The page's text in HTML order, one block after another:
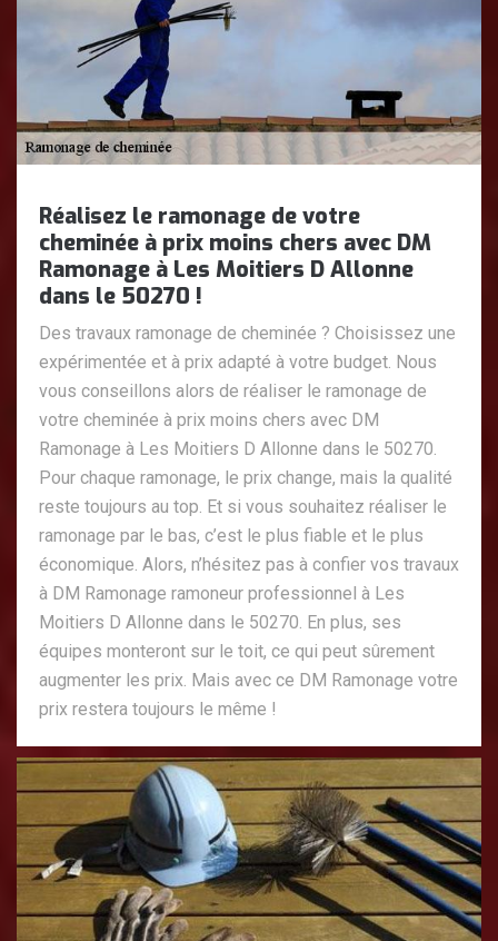
Réalisez le ramonage de votre
cheminée à prix moins chers avec DM
Ramonage à Les Moitiers D Allonne
dans le 50270 !
Des travaux ramonage de cheminée ? Choisissez une
expérimentée et à prix adapté à votre budget. Nous
vous conseillons alors de réaliser le ramonage de
votre cheminée à prix moins chers avec DM
Ramonage à Les Moitiers D Allonne dans le 50270.
Pour chaque ramonage, le prix change, mais la qualité
reste toujours au top. Et si vous souhaitez réaliser le
ramonage par le bas, c’est le plus fiable et le plus
économique. Alors, n’hésitez pas à confier vos travaux
à DM Ramonage ramoneur professionnel à Les
Moitiers D Allonne dans le 50270. En plus, ses
équipes monteront sur le toit, ce qui peut sûrement
augmenter les prix. Mais avec ce DM Ramonage votre
prix restera toujours le même !